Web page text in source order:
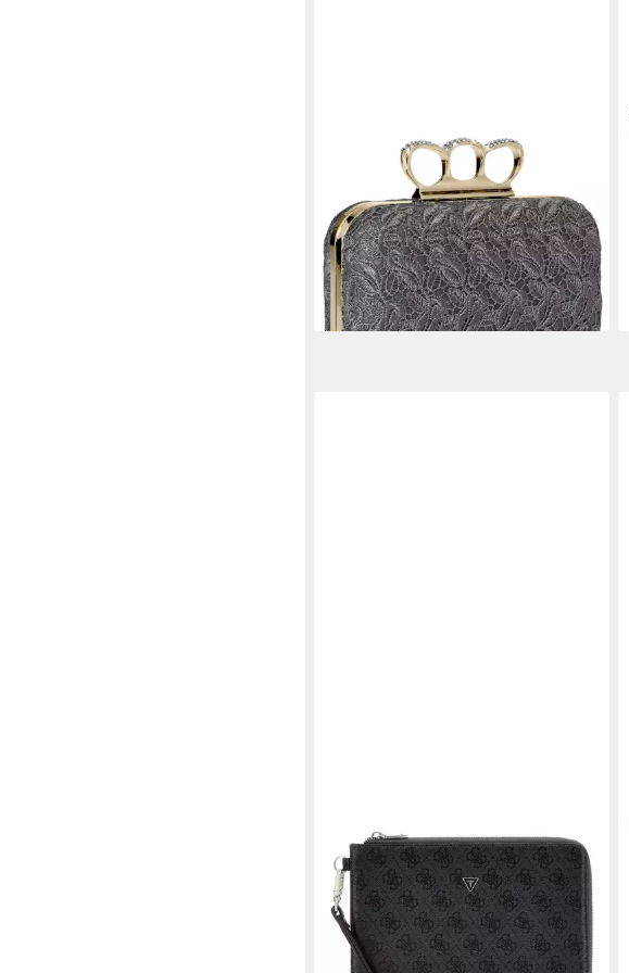
Clutch TA290 Damen Schlagring Box
Clutch Abendtasche mit Stoff Häkel
Spitze
29,90 €
lieferbar - in 2-3 Werktagen bei dir
+3
GUESS
Clutch Clutch
69,90 €
lieferbar - in 2-3 Werktagen bei dir